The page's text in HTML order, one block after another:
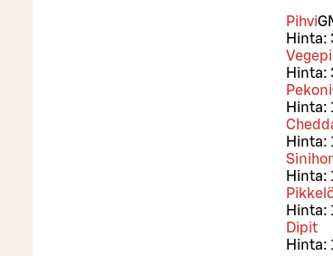
PihviG
Hinta:
Hinta:
Pekoni
Hinta:
Hinta:
Hinta:
Hinta:
Dipit
Hinta: